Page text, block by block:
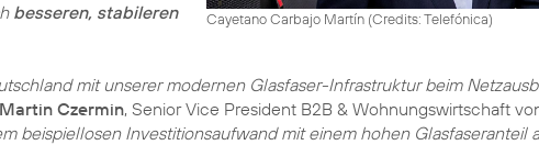
Cayetano Carbajo Martín (Credits: Telefónica)
besseren, stabileren
mit unserer modernen Glasfaser-Infrastruktur beim
Martin Czermin, Senior Vice President B2B & Wohnungswirtschaft
beispiellosen Investitionsaufwand mit einem hohen Glasfaseranteil